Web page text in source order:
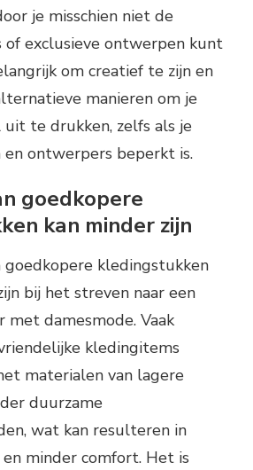
je misschien niet de
exclusieve ontwerpen kunt
om creatief te zijn en
manieren om je
te drukken, zelfs als je
en ontwerpers beperkt is.
goedkopere
kan minder zijn
kledingstukken
bij het streven naar een
met damesmode. Vaak
kledingitems
materialen van lagere
duurzame
wat kan resulteren in
minder comfort. Het is